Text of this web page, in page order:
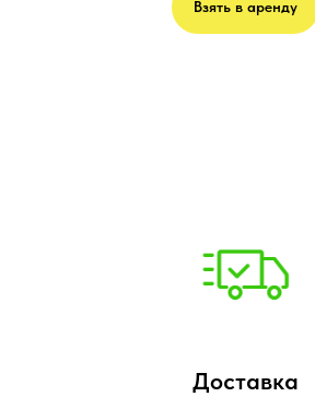
Взять в аренду
Доставка